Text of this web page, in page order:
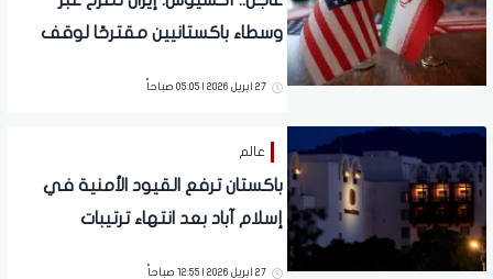
وسطاء باكستانيين مقترحًا لوقف
27 ابريل 2026 | 05:05 صباحاً
عالم
باكستان ترفع القيود الأمنية في
إسلام آباد بعد انتهاء ترتيبات
27 ابريل 2026 | 12:55 صباحاً